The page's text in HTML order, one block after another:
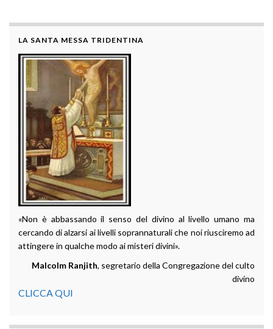
LA SANTA MESSA TRIDENTINA
«Non è abbassando il senso del divino al livello umano ma
cercando di alzarsi ai livelli soprannaturali che noi riusciremo ad
attingere in qualche modo ai misteri divini».
Malcolm Ranjith, segretario della Congregazione del culto
divino
CLICCA QUI